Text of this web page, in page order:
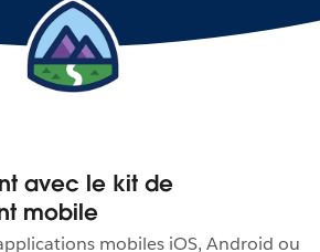
avec le kit de
mobile
mobiles iOS, Android ou